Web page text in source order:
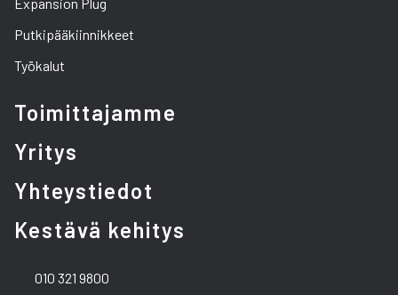
Putkipääkiinnikkeet
Työkalut
Toimittajamme
Yritys
Yhteystiedot
Kestävä kehitys
010 321 9800